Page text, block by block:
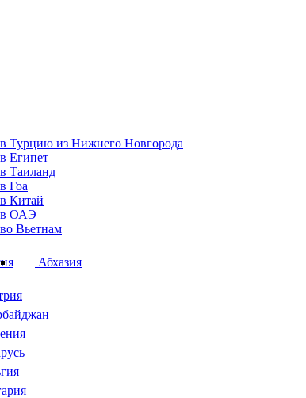
Турцию из Нижнего Новгорода
Египет
Таиланд
Гоа
Китай
в ОАЭ
Вьетнам
Абхазия